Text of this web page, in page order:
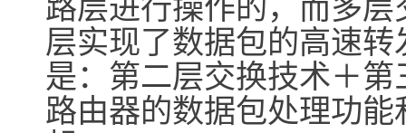
路层进行操作的，而多
层实现了数据包的高速
是：第二层交换技术＋
路由器的数据包处理功